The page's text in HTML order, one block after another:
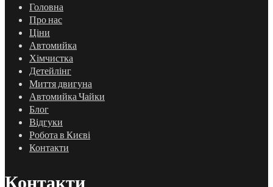
Головна
Про нас
Ціни
Автомийка
Хімчистка
Детейлінг
Миття двигуна
Автомийка Чайки
Блог
Відгуки
Робота в Києві
Контакти